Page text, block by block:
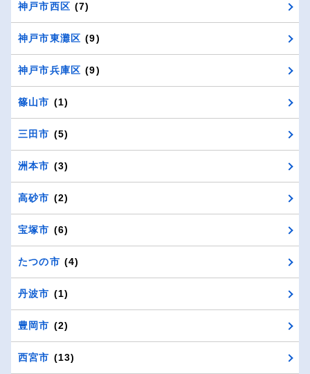
神戸市西区 (7)
神戸市東灘区 (9)
神戸市兵庫区 (9)
篠山市 (1)
三田市 (5)
洲本市 (3)
高砂市 (2)
宝塚市 (6)
たつの市 (4)
丹波市 (1)
豊岡市 (2)
西宮市 (13)